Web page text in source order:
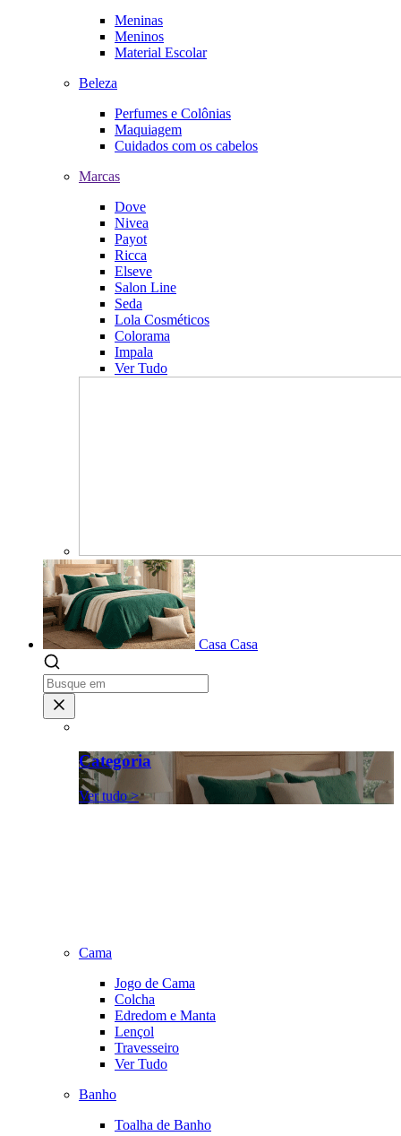
Meninas
Meninos
Material Escolar
Beleza
Perfumes e Colônias
Maquiagem
Cuidados com os cabelos
Marcas
Dove
Nivea
Payot
Ricca
Elseve
Salon Line
Seda
Lola Cosméticos
Colorama
Impala
Ver Tudo
Casa Casa
Categoria
Ver tudo >
Cama
Jogo de Cama
Colcha
Edredom e Manta
Lençol
Travesseiro
Ver Tudo
Banho
Toalha de Banho